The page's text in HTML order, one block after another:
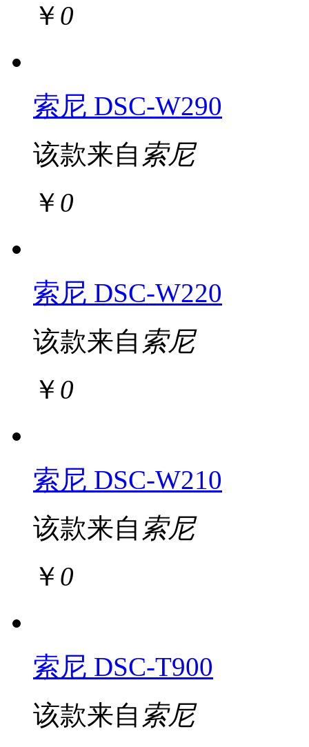
￥ 0
索尼 DSC-W290
该款来自 索尼
￥ 0
索尼 DSC-W220
该款来自 索尼
￥ 0
索尼 DSC-W210
该款来自 索尼
￥ 0
索尼 DSC-T900
该款来自 索尼